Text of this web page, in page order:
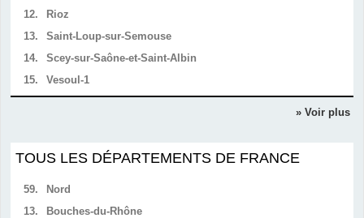
12.
Rioz
13.
Saint-Loup-sur-Semouse
14.
Scey-sur-Saône-et-Saint-Albin
15.
Vesoul-1
» Voir plus
TOUS LES DÉPARTEMENTS DE FRANCE
59.
Nord
13.
Bouches-du-Rhône